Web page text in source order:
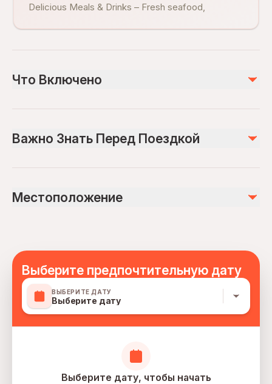
Delicious Meals & Drinks – Fresh seafood,
Что Включено
Private tour
Alcoholic drinks you can also bring your own drinks
Важно Знать Перед Поездкой
Suitable for all physical fitness levels
Местоположение
Выберите предпочтительную дату
ВЫБЕРИТЕ ДАТУ
Выберите дату
Выберите дату, чтобы начать